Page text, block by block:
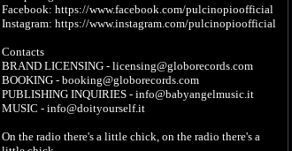
En la radio hay una paloma, en la radio hay una paloma
y la paloma ruu, el pavo glugluglu, el gallo cocorocó, y la
pollito pío
En la radio hay también un gato, en la radio hay también
un gato
y el gato miao, la paloma ruu, el pavo glú glú glú, el gallo
pollito pío
Facebook: https://www.facebook.com/pulcinopioofficial
Instagram: https://www.instagram.com/pulcinopioofficial
Contacts
BRAND LICENSING - licensing@globorecords.com
BOOKING - booking@globorecords.com
PUBLISHING INQUIRIES - info@babyangelmusic.it
MUSIC - info@doityourself.it
On the radio there's a little chick, on the radio there's a